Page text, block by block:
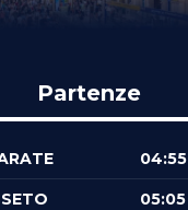
Partenze
04:55
05:05